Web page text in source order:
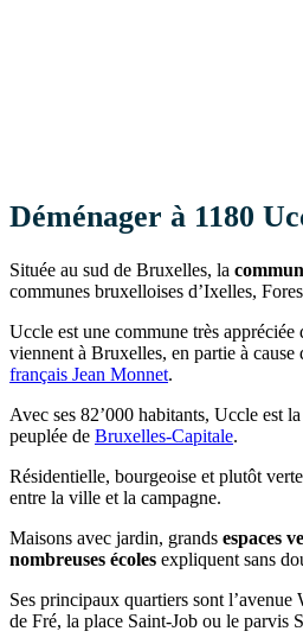
Déménager à 1180
Située au sud de Bruxelles, la
communes bruxelloises d’Ixelles,
Uccle est une commune très appréciée
viennent à Bruxelles, en partie à cause
français Jean Monnet.
Avec ses 82’000 habitants, Uccle est
peuplée de Bruxelles-Capitale.
Résidentielle, bourgeoise et plutôt
entre la ville et la campagne.
Maisons avec jardin, grands espaces
nombreuses écoles expliquent sans
Ses principaux quartiers sont
de Fré, la place Saint-Job ou le parvis